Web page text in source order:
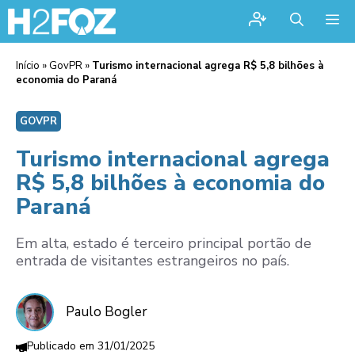
Início » GovPR » Turismo internacional agrega R$ 5,8 bilhões à
economia do Paraná
GOVPR
Turismo internacional agrega
R$ 5,8 bilhões à economia do
Paraná
Em alta, estado é terceiro principal portão de
entrada de visitantes estrangeiros no país.
Paulo Bogler
31/01/2025